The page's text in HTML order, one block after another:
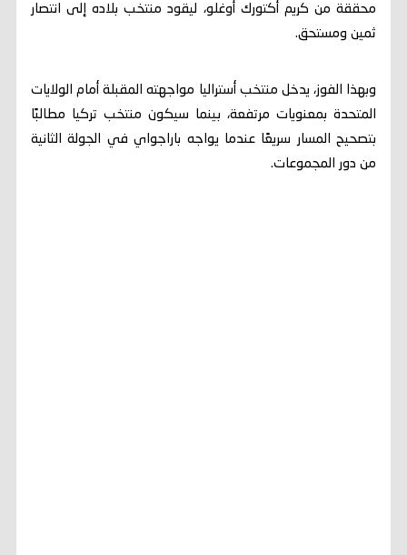
محققة من كريم أكتورك أوغلو، ليقود منتخب بلاده إلى انتصار
ثمين ومستحق.
وبهذا الفوز، يدخل منتخب أستراليا مواجهته المقبلة أمام الولايات
المتحدة بمعنويات مرتفعة، بينما سيكون منتخب تركيا مطالبًا
بتصحيح المسار سريعًا عندما يواجه باراجواي في الجولة الثانية
من دور المجموعات.